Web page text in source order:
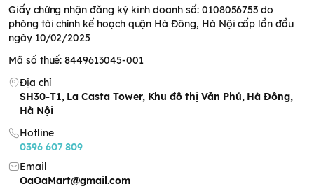
Lớp thấm hút: Màng Polymer siêu thấm hút SAP
Lớp dưới: Vải không dệt khí nóng, PE, PET, Polyolefin
Chun đàn hồi: Spandex
Cấu trúc:
Styrene Elastomer Resin tổng hợp; Không chứa 7
loại hóa chất độc hại (Clo, Formaldehyde, huỳnh quang,
Acrylamide, kim loại nặng, Phthalates, phẩm nhuộm)
Ưu điểm nổi bật của bỉm
quần Hoppi RoyalDream
size M
Siêu thấm – siêu mỏng – an toàn - thoáng khí
Giấy chứng nhận đăng ký kinh doanh số: 0108056753 do
phòng tài chính kế hoạch quận Hà Đông, Hà Nội cấp lần đầu
ngày 10/02/2025
Mã số thuế: 8449613045-001
Địa chỉ
SH30-T1, La Casta Tower, Khu đô thị Văn Phú, Hà Đông,
Hà Nội
Hotline
0396 607 809
Email
OaOaMart@gmail.com